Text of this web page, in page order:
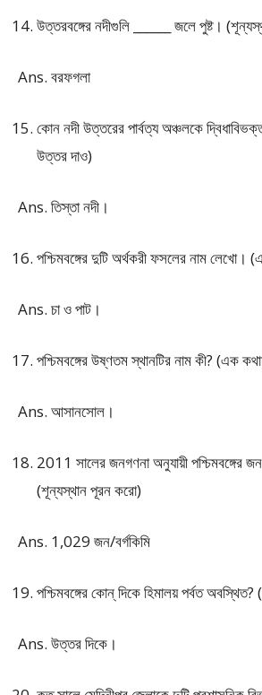
উত্তরবঙ্গের নদীগুলি ______ জলে পুষ্ট।
Ans. বরফগলা
কোন নদী উত্তরের পার্বত্য অঞ্চলকে
উত্তর দাও)
Ans. তিস্তা নদী।
পশ্চিমবঙ্গের দুটি অর্থকরী ফসলের নাম
Ans. চা ও পাট।
পশ্চিমবঙ্গের উষ্ণতম স্থানটির নাম কী? (এক
Ans. আসানসোল।
2011 সালের জনগণনা অনুযায়ী পশ্চিমবঙ্গের
(শূন্যস্থান পূরন করো)
Ans. 1,029 জন/বর্গকিমি
পশ্চিমবঙ্গের কোন্ দিকে হিমালয় পর্বত
Ans. উত্তর দিকে।